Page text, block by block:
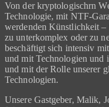
Von der kryptologischrn
Technologie, mit NTF-
werdenden Künstlichkeit –
zu unterkomplex oder zu
beschäftigt sich intensiv
und mit Technologien und
und mit der Rolle unserer
Technologien.
Unsere Gastgeber, Malik,